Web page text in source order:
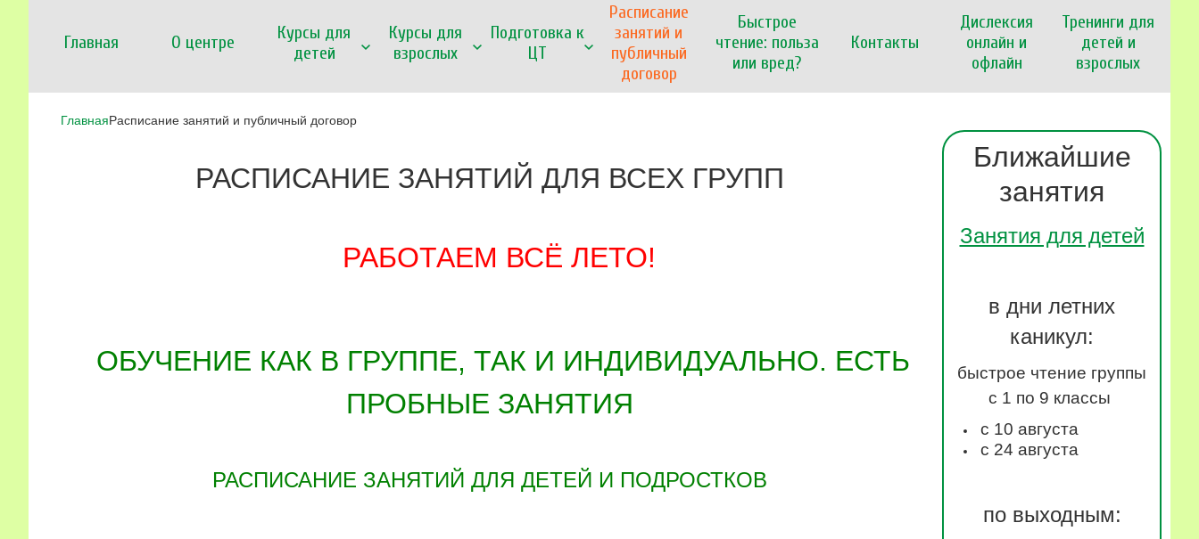
Главная О центре
Курсы для
детей
Курсы для
взрослых
Подготовка к
ЦТ
Расписание
занятий и
публичный
договор
Быстрое
чтение: польза
или вред?
Контакты
Дислексия
онлайн и
офлайн
Тренинги для
детей и
взрослых
ГлавнаяРасписание занятий и публичный договор
Ближайшие
занятия
Занятия для детей
в дни летних
каникул:
быстрое чтение группы
с 1 по 9 классы
с 10 августа
с 24 августа
по выходным:
РАСПИСАНИЕ ЗАНЯТИЙ ДЛЯ ВСЕХ ГРУПП
РАБОТАЕМ ВСЁ ЛЕТО!
ОБУЧЕНИЕ КАК В ГРУППЕ, ТАК И ИНДИВИДУАЛЬНО. ЕСТЬ
ПРОБНЫЕ ЗАНЯТИЯ
РАСПИСАНИЕ ЗАНЯТИЙ ДЛЯ ДЕТЕЙ И ПОДРОСТКОВ